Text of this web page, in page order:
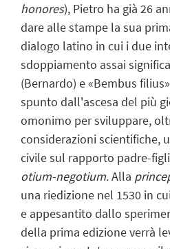
honores), Pietro ha già 26
dare alle stampe la sua
dialogo latino in cui i due
sdoppiamento assai
(Bernardo) e «Bembus
spunto dall'ascesa del più
omonimo per sviluppare,
considerazioni scientifiche,
civile sul rapporto padre-
otium-negotium. Alla
una riedizione nel 1530 in
e appesantito dallo
della prima edizione verrà